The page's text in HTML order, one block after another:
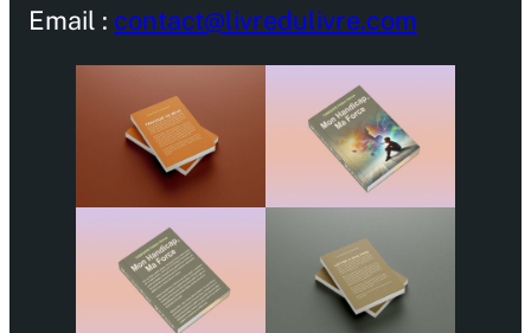
Email : contact@livredulivre.com